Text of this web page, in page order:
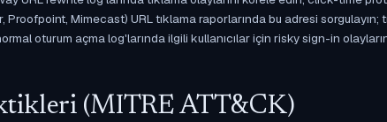
Mimecast) URL tıklama raporlarında bu adresi sorgulayın;
oturum açma log'larında ilgili kullanıcılar için risky sign-in
(MITRE ATT&CK)